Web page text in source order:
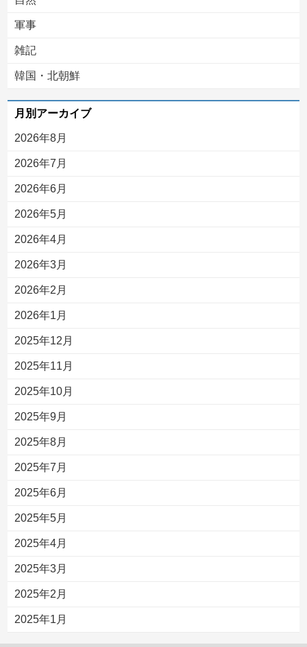
軍事
雑記
韓国・北朝鮮
月別アーカイブ
2026年8月
2026年7月
2026年6月
2026年5月
2026年4月
2026年3月
2026年2月
2026年1月
2025年12月
2025年11月
2025年10月
2025年9月
2025年8月
2025年7月
2025年6月
2025年5月
2025年4月
2025年3月
2025年2月
2025年1月